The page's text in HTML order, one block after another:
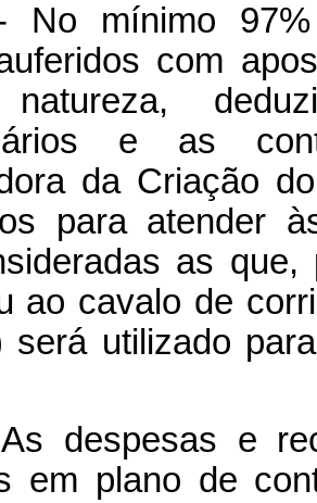
No mínimo
com
natureza,
e as
da Criação
para atender
as
ao cavalo de
será utilizado
despesas e
em plano de